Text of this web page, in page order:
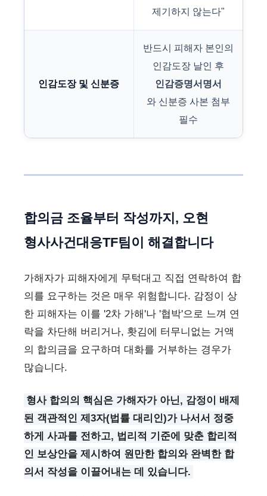
제기하지 않는다"
인감도장 및 신분증
반드시 피해자 본인의
인감도장 날인 후
인감증명서명서
와 신분증 사본 첨부
필수
합의금 조율부터 작성까지, 오현
형사사건대응TF팀이 해결합니다
가해자가 피해자에게 무턱대고 직접 연락하여 합
의를 요구하는 것은 매우 위험합니다. 감정이 상
한 피해자는 이를 '2차 가해'나 '협박'으로 느껴 연
락을 차단해 버리거나, 홧김에 터무니없는 거액
의 합의금을 요구하며 대화를 거부하는 경우가
많습니다.
형사 합의의 핵심은 가해자가 아닌, 감정이 배제
된 객관적인 제3자(법률 대리인)가 나서서 정중
하게 사과를 전하고, 법리적 기준에 맞춘 합리적
인 보상안을 제시하여 원만한 합의와 완벽한 합
의서 작성을 이끌어내는 데 있습니다.